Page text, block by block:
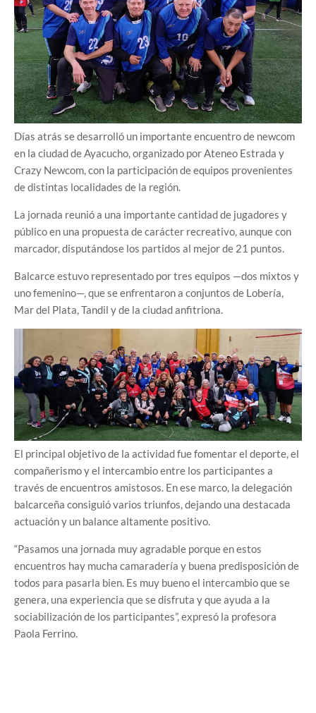
Días atrás se desarrolló un importante encuentro de newcom
en la ciudad de Ayacucho, organizado por Ateneo Estrada y
Crazy Newcom, con la participación de equipos provenientes
de distintas localidades de la región.
La jornada reunió a una importante cantidad de jugadores y
público en una propuesta de carácter recreativo, aunque con
marcador, disputándose los partidos al mejor de 21 puntos.
Balcarce estuvo representado por tres equipos —dos mixtos y
uno femenino—, que se enfrentaron a conjuntos de Lobería,
Mar del Plata, Tandil y de la ciudad anfitriona.
El principal objetivo de la actividad fue fomentar el deporte, el
compañerismo y el intercambio entre los participantes a
través de encuentros amistosos. En ese marco, la delegación
balcarceña consiguió varios triunfos, dejando una destacada
actuación y un balance altamente positivo.
“Pasamos una jornada muy agradable porque en estos
encuentros hay mucha camaradería y buena predisposición de
todos para pasarla bien. Es muy bueno el intercambio que se
genera, una experiencia que se disfruta y que ayuda a la
sociabilización de los participantes”, expresó la profesora
Paola Ferrino.